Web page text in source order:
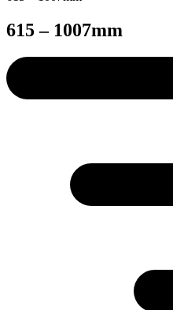
615 – 1007mm